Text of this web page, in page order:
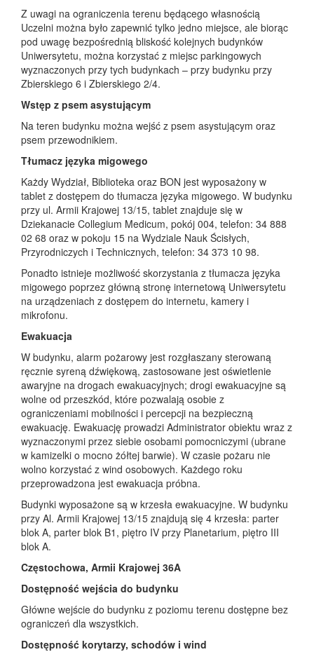
Z uwagi na ograniczenia terenu będącego własnością
Uczelni można było zapewnić tylko jedno miejsce, ale biorąc
pod uwagę bezpośrednią bliskość kolejnych budynków
Uniwersytetu, można korzystać z miejsc parkingowych
wyznaczonych przy tych budynkach – przy budynku przy
Zbierskiego 6 i Zbierskiego 2/4.
Wstęp z psem asystującym
Na teren budynku można wejść z psem asystującym oraz
psem przewodnikiem.
Tłumacz języka migowego
Każdy Wydział, Biblioteka oraz BON jest wyposażony w
tablet z dostępem do tłumacza języka migowego. W budynku
przy ul. Armii Krajowej 13/15, tablet znajduje się w
Dziekanacie Collegium Medicum, pokój 004, telefon: 34 888
02 68 oraz w pokoju 15 na Wydziale Nauk Ścisłych,
Przyrodniczych i Technicznych, telefon: 34 373 10 98.
Ponadto istnieje możliwość skorzystania z tłumacza języka
migowego poprzez główną stronę internetową Uniwersytetu
na urządzeniach z dostępem do internetu, kamery i
mikrofonu.
Ewakuacja
W budynku, alarm pożarowy jest rozgłaszany sterowaną
ręcznie syreną dźwiękową, zastosowane jest oświetlenie
awaryjne na drogach ewakuacyjnych; drogi ewakuacyjne są
wolne od przeszkód, które pozwalają osobie z
ograniczeniami mobilności i percepcji na bezpieczną
ewakuację. Ewakuację prowadzi Administrator obiektu wraz z
wyznaczonymi przez siebie osobami pomocniczymi (ubrane
w kamizelki o mocno żółtej barwie). W czasie pożaru nie
wolno korzystać z wind osobowych. Każdego roku
przeprowadzona jest ewakuacja próbna.
Budynki wyposażone są w krzesła ewakuacyjne. W budynku
przy Al. Armii Krajowej 13/15 znajdują się 4 krzesła: parter
blok A, parter blok B1, piętro IV przy Planetarium, piętro III
blok A.
Częstochowa, Armii Krajowej 36A
Dostępność wejścia do budynku
Główne wejście do budynku z poziomu terenu dostępne bez
ograniczeń dla wszystkich.
Dostępność korytarzy, schodów i wind